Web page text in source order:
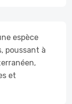
espèce
poussant à
et